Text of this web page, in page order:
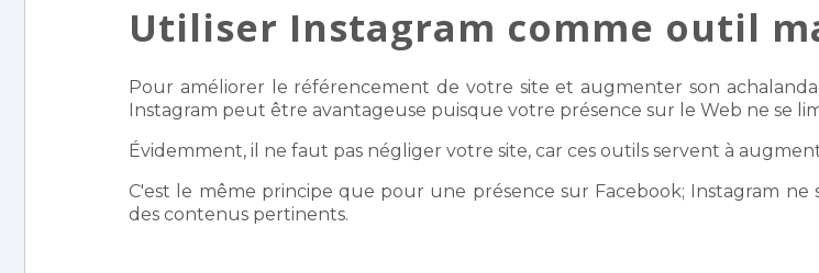
Utiliser Instagram comme outil
Pour améliorer le référencement de votre site et augmenter son
Instagram peut être avantageuse puisque votre présence sur le Web ne se
Évidemment, il ne faut pas négliger votre site, car ces outils servent à
C'est le même principe que pour une présence sur Facebook; Instagram ne
des contenus pertinents.